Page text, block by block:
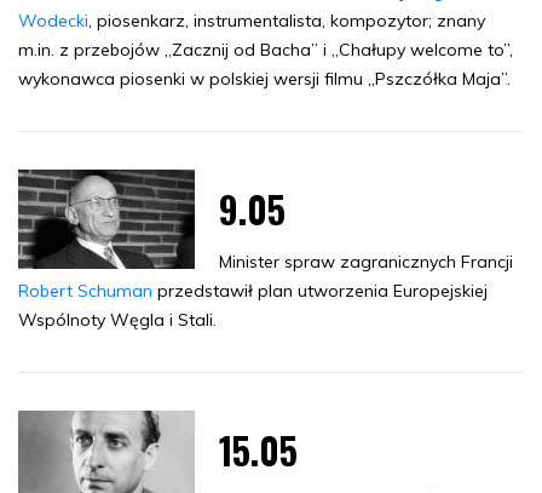
Wodecki, piosenkarz, instrumentalista, kompozytor; znany
m.in. z przebojów „Zacznij od Bacha” i „Chałupy welcome to”,
wykonawca piosenki w polskiej wersji filmu „Pszczółka Maja”.
9.05
Minister spraw zagranicznych Francji
Robert Schuman przedstawił plan utworzenia Europejskiej
Wspólnoty Węgla i Stali.
15.05